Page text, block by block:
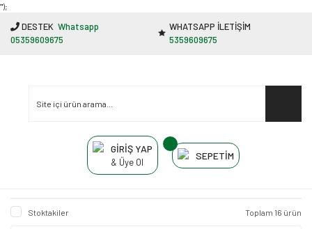
"');
DESTEK Whatsapp
05359609675
WHATSAPP İLETİŞİM
5359609675
GİRİŞ YAP
& Üye Ol
SEPETİM
Stoktakiler Toplam 16 ürün